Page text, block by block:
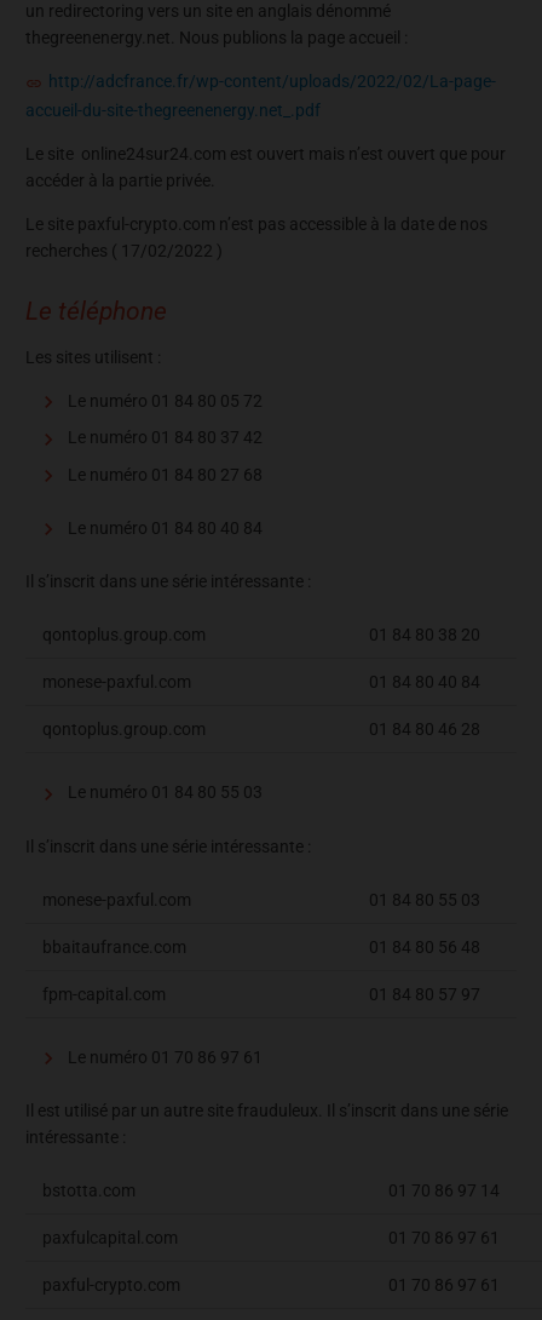
un redirectoring vers un site en anglais dénommé
thegreenenergy.net. Nous publions la page accueil :
http://adcfrance.fr/wp-content/uploads/2022/02/La-page-
accueil-du-site-thegreenenergy.net_.pdf
Le site online24sur24.com est ouvert mais n’est ouvert que pour
accéder à la partie privée.
Le site paxful-crypto.com n’est pas accessible à la date de nos
recherches ( 17/02/2022 )
Le téléphone
Les sites utilisent :
Le numéro 01 84 80 05 72
Le numéro 01 84 80 37 42
Le numéro 01 84 80 27 68
Le numéro 01 84 80 40 84
Il s’inscrit dans une série intéressante :
qontoplus.group.com 01 84 80 38 20
monese-paxful.com 01 84 80 40 84
qontoplus.group.com 01 84 80 46 28
Le numéro 01 84 80 55 03
Il s’inscrit dans une série intéressante :
monese-paxful.com 01 84 80 55 03
bbaitaufrance.com 01 84 80 56 48
fpm-capital.com 01 84 80 57 97
Le numéro 01 70 86 97 61
Il est utilisé par un autre site frauduleux. Il s’inscrit dans une série
intéressante :
bstotta.com 01 70 86 97 14
paxfulcapital.com 01 70 86 97 61
paxful-crypto.com 01 70 86 97 61